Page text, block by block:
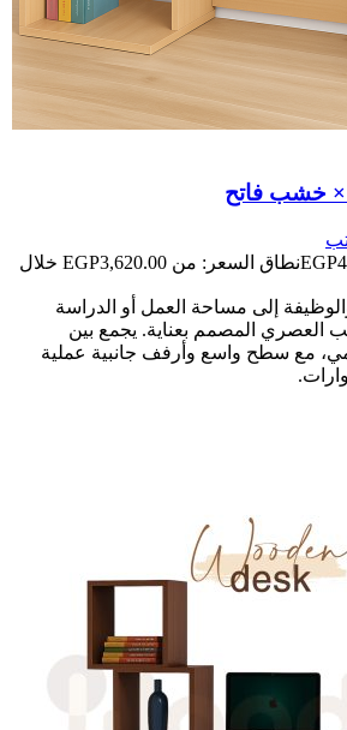
خشب فاتح
EGP
نطاق السعر: من ⁦EGP3,620.00⁩ خلال
إلى مساحة العمل أو الدراسة
العصري المصمم بعناية. يجمع بين
مع سطح واسع وأرفف جانبية عملية